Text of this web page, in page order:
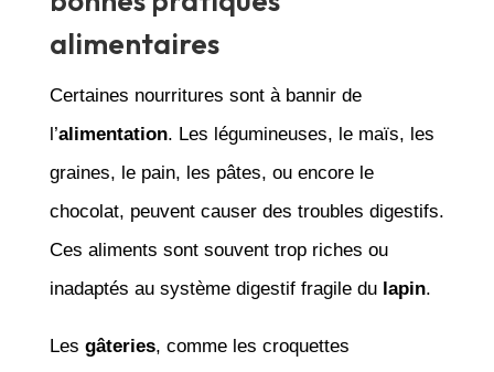
alimentaires
Certaines nourritures sont à bannir de
l’alimentation. Les légumineuses, le maïs, les
graines, le pain, les pâtes, ou encore le
chocolat, peuvent causer des troubles digestifs.
Ces aliments sont souvent trop riches ou
inadaptés au système digestif fragile du lapin.
Les gâteries, comme les croquettes